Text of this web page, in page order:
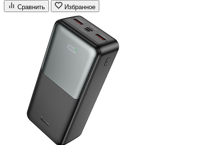
Сравнить Избранное